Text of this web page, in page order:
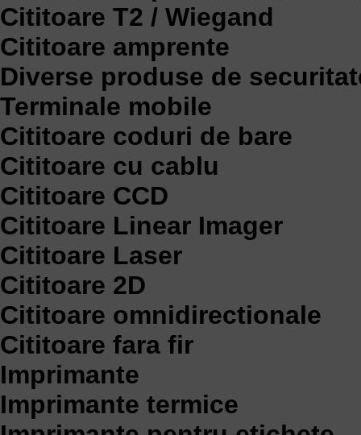
Cititoare T2 / Wiegand
Cititoare amprente
Diverse produse de
Terminale mobile
Cititoare coduri de bare
Cititoare cu cablu
Cititoare CCD
Cititoare Linear Imager
Cititoare Laser
Cititoare 2D
Cititoare omnidirectionale
Cititoare fara fir
Imprimante
Imprimante termice